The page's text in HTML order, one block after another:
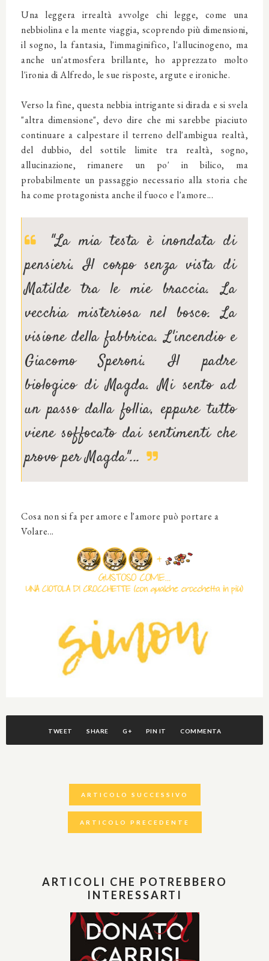
Una leggera irrealtà avvolge chi legge, come una
nebbiolina e la mente viaggia, scoprendo più dimensioni,
il sogno, la fantasia, l'immaginifico, l'allucinogeno, ma
anche un'atmosfera brillante, ho apprezzato molto
l'ironia di Alfredo, le sue risposte, argute e ironiche.
Verso la fine, questa nebbia intrigante si dirada e si svela
"altra dimensione", devo dire che mi sarebbe piaciuto
continuare a calpestare il terreno dell'ambigua realtà,
del dubbio, del sottile limite tra realtà, sogno,
allucinazione, rimanere un po' in bilico, ma
probabilmente un passaggio necessario alla storia che
ha come protagonista anche il fuoco e l'amore...
"La mia testa è inondata di
pensieri. Il corpo senza vista di
Matilde tra le mie braccia. La
vecchia misteriosa nel bosco. La
visione della fabbrica. L'incendio e
Giacomo Speroni. Il padre
biologico di Magda. Mi sento ad
un passo dalla follia, eppure tutto
viene soffocato dai sentimenti che
provo per Magda"...
Cosa non si fa per amore e l'amore può portare a
Volare...
TWEET SHARE G+ PIN IT COMMENTA
ARTICOLO SUCCESSIVO
ARTICOLO PRECEDENTE
ARTICOLI CHE POTREBBERO
INTERESSARTI